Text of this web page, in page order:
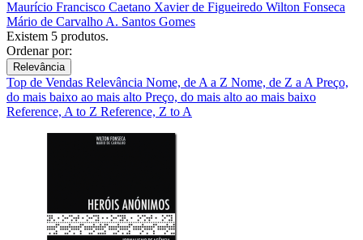
Maurício Francisco Caetano Xavier de Figueiredo Wilton Fonseca
Mário de Carvalho A. Santos Gomes
Existem 5 produtos.
Ordenar por:
Relevância
Top de Vendas Relevância Nome, de A a Z Nome, de Z a A Preço,
do mais baixo ao mais alto Preço, do mais alto ao mais baixo
Reference, A to Z Reference, Z to A